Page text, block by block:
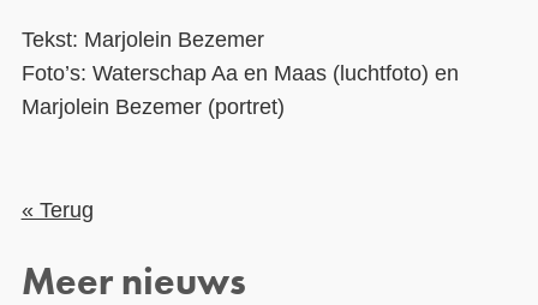
Tekst: Marjolein Bezemer
Foto’s: Waterschap Aa en Maas (luchtfoto) en
Marjolein Bezemer (portret)
« Terug
Meer nieuws